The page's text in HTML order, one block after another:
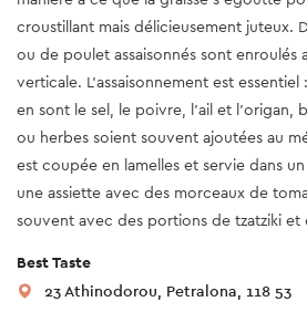
croustillant mais délicieusement juteux.
ou de poulet assaisonnés sont enroulés
verticale. L’assaisonnement est
en sont le sel, le poivre, l’ail et l’origan,
ou herbes soient souvent ajoutées au
est coupée en lamelles et servie dans
une assiette avec des morceaux de
souvent avec des portions de tzatziki et
Best Taste
23 Athinodorou, Petralona, 118 53